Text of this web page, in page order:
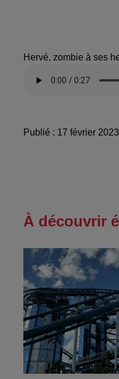
Hervé, zombie à ses
Publié : 17 février
À découvrir